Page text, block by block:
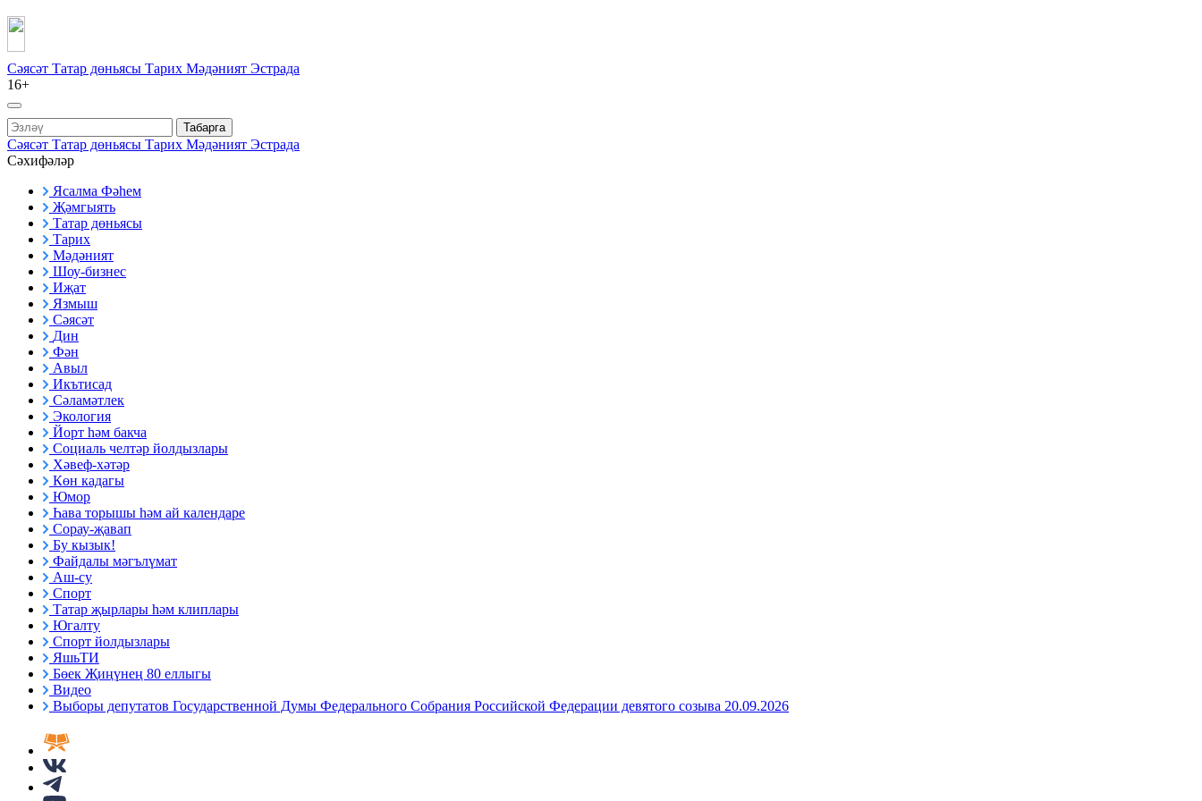
Сәясәт Татар дөньясы Тарих Мәдәният Эстрада
16+
Табарга
Сәясәт Татар дөньясы Тарих Мәдәният Эстрада
Сәхифәләр
Ясалма Фәһем
Җәмгыять
Татар дөньясы
Тарих
Мәдәният
Шоу-бизнес
Иҗат
Язмыш
Сәясәт
Дин
Фән
Авыл
Икътисад
Сәламәтлек
Экология
Йорт һәм бакча
Социаль челтәр йолдызлары
Хәвеф-хәтәр
Көн кадагы
Юмор
Һава торышы һәм ай календаре
Сорау-җавап
Бу кызык!
Файдалы мәгълүмат
Аш-су
Спорт
Татар җырлары һәм клиплары
Югалту
Спорт йолдызлары
ЯшьТИ
Бөек Җиңүнең 80 еллыгы
Видео
Выборы депутатов Государственной Думы Федерального Собрания Российской Федерации девятого созыва 20.09.2026